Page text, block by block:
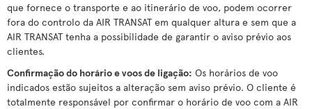
que fornece o transporte e ao itinerário de voo, podem ocorrer
fora do controlo da AIR TRANSAT em qualquer altura e sem que a
AIR TRANSAT tenha a possibilidade de garantir o aviso prévio aos
clientes.
Confirmação do horário e voos de ligação: Os horários de voo
indicados estão sujeitos a alteração sem aviso prévio. O cliente é
totalmente responsável por confirmar o horário de voo com a AIR